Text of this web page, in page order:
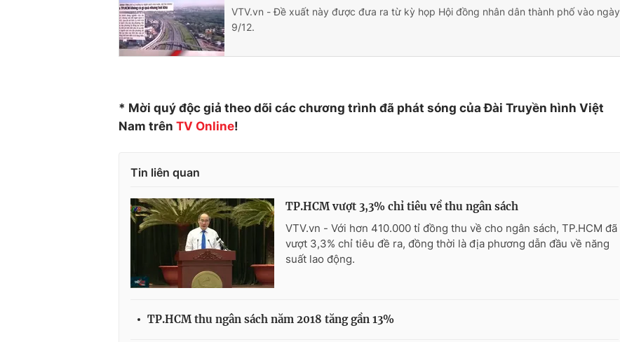
VTV.vn - Đề xuất này được đưa ra từ kỳ họp Hội đồng nhân dân thành phố vào ngày
9/12.
* Mời quý độc giả theo dõi các chương trình đã phát sóng của Đài Truyền hình Việt
Nam trên TV Online!
Tin liên quan
TP.HCM vượt 3,3% chỉ tiêu về thu ngân sách
VTV.vn - Với hơn 410.000 tỉ đồng thu về cho ngân sách, TP.HCM đã
vượt 3,3% chỉ tiêu đề ra, đồng thời là địa phương dẫn đầu về năng
suất lao động.
TP.HCM thu ngân sách năm 2018 tăng gần 13%